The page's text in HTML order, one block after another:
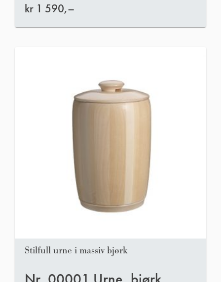
kr 1 590,–
Stilfull urne i massiv bjørk